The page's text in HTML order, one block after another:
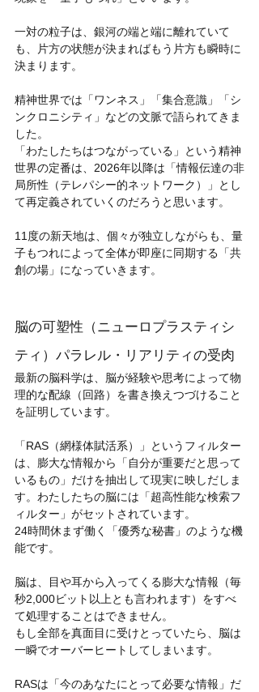
一対の粒子は、銀河の端と端に離れていて
も、片方の状態が決まればもう片方も瞬時に
決まります。
精神世界では「ワンネス」「集合意識」「シ
ンクロニシティ」などの文脈で語られてきま
した。
「わたしたちはつながっている」という精神
世界の定番は、2026年以降は「情報伝達の非
局所性（テレパシー的ネットワーク）」とし
て再定義されていくのだろうと思います。
11度の新天地は、個々が独立しながらも、量
子もつれによって全体が即座に同期する「共
創の場」になっていきます。
脳の可塑性（ニューロプラスティシ
ティ）パラレル・リアリティの受肉
最新の脳科学は、脳が経験や思考によって物
理的な配線（回路）を書き換えつづけること
を証明しています。
「RAS（網様体賦活系）」というフィルター
は、膨大な情報から「自分が重要だと思って
いるもの」だけを抽出して現実に映しだしま
す。わたしたちの脳には「超高性能な検索フ
ィルター」がセットされています。
24時間休まず働く「優秀な秘書」のような機
能です。
脳は、目や耳から入ってくる膨大な情報（毎
秒2,000ビット以上とも言われます）をすべ
て処理することはできません。
もし全部を真面目に受けとっていたら、脳は
一瞬でオーバーヒートしてしまいます。
RASは「今のあなたにとって必要な情報」だ